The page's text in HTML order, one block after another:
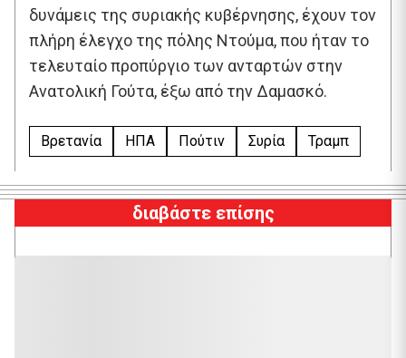
δυνάμεις της συριακής κυβέρνησης, έχουν τον
πλήρη έλεγχο της πόλης Ντούμα, που ήταν το
τελευταίο προπύργιο των ανταρτών στην
Ανατολική Γούτα, έξω από την Δαμασκό.
Βρετανία ΗΠΑ Πούτιν Συρία Τραμπ
διαβάστε επίσης